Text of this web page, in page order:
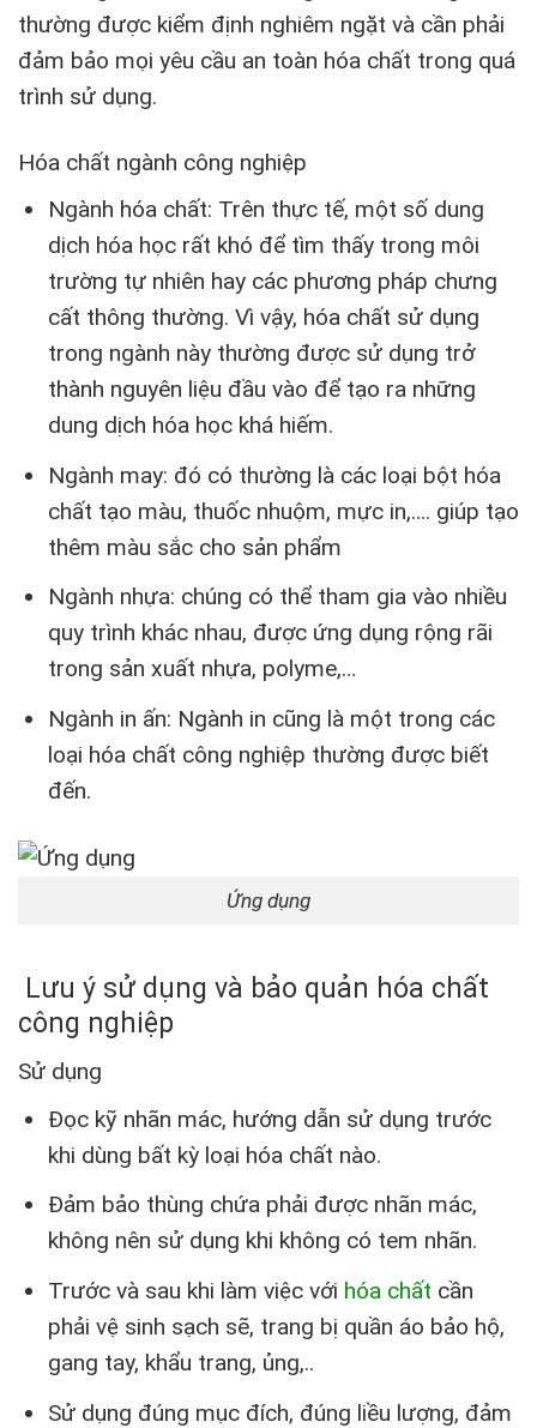
thường được kiểm định nghiêm ngặt và cần phải
đảm bảo mọi yêu cầu an toàn hóa chất trong quá
trình sử dụng.
Hóa chất ngành công nghiệp
Ngành hóa chất: Trên thực tế, một số dung
dịch hóa học rất khó để tìm thấy trong môi
trường tự nhiên hay các phương pháp chưng
cất thông thường. Vì vậy, hóa chất sử dụng
trong ngành này thường được sử dụng trở
thành nguyên liệu đầu vào để tạo ra những
dung dịch hóa học khá hiếm.
Ngành may: đó có thường là các loại bột hóa
chất tạo màu, thuốc nhuộm, mực in,…. giúp tạo
thêm màu sắc cho sản phẩm
Ngành nhựa: chúng có thể tham gia vào nhiều
quy trình khác nhau, được ứng dụng rộng rãi
trong sản xuất nhựa, polyme,…
Ngành in ấn: Ngành in cũng là một trong các
loại hóa chất công nghiệp thường được biết
đến.
Ứng dụng
Lưu ý sử dụng và bảo quản hóa chất
công nghiệp
Sử dụng
Đọc kỹ nhãn mác, hướng dẫn sử dụng trước
khi dùng bất kỳ loại hóa chất nào.
Đảm bảo thùng chứa phải được nhãn mác,
không nên sử dụng khi không có tem nhãn.
Trước và sau khi làm việc với hóa chất cần
phải vệ sinh sạch sẽ, trang bị quần áo bảo hộ,
gang tay, khẩu trang, ủng,..
Sử dụng đúng mục đích, đúng liều lượng, đảm